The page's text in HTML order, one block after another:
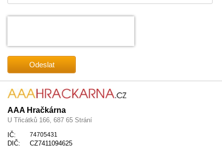
AAA Hračkárna
U Třicátků 166, 687 65 Strání
IČ:
74705431
DIČ:
CZ7411094625